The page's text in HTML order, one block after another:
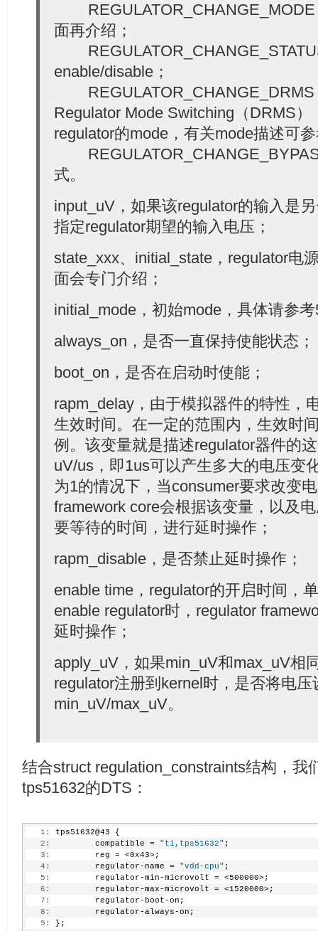
REGULATOR_CHANGE_MODE
面再介绍；
enable/disable；
REGULATOR_CHANGE_DRMS
Regulator Mode Switching（DRMS
regulator的mode，有关mode描述可
式。
input_uV，如果该regulator的输入是
指定regulator期望的输入电压；
state_xxx、initial_state，regulator电
面会专门介绍；
initial_mode，初始mode，具体请参
always_on，是否一直保持使能状态；
boot_on，是否在启动时使能；
rapm_delay，由于模拟器件的特性，
生效时间。在一定的范围内，生效时
例。该变量就是描述regulator器件的
uV/us，即1us可以产生多大的电压变
为1的情况下，当consumer要求改变
framework core会根据该变量，以及
要等待的时间，进行延时操作；
rapm_disable，是否禁止延时操作；
enable time，regulator的开启时间，
enable regulator时，regulator
延时操作；
apply_uV，如果min_uV和max_uV相
regulator注册到kernel时，是否将电压
min_uV/max_uV。
结合struct regulation_constraints结构，我
tps51632的DTS：
   1:
tps51632@43 {
   2:
         compatible =
"ti,tps51632" ;
   3:
         reg = <0x43>;
   4:
         regulator-name =
"vdd-cpu" ;
   5:
         regulator-min-microvolt = <500000>;
   6:
         regulator-max-microvolt = <1520000>;
   7:
         regulator-boot-on;
   8:
         regulator-always-on;
   9:
};